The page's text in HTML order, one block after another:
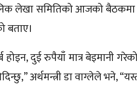
लेखा समितिको आजको बैठकमा
बताए।
होइन, दुई रुपैयाँ मात्र बेइमानी
अर्थमन्त्री डा वाग्लेले भने,